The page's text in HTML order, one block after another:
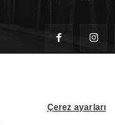
Çerez ayarları